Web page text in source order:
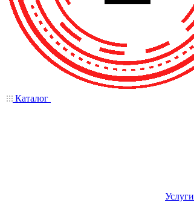
Каталог
Услуги